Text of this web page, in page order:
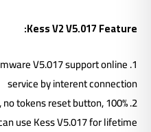
Kess V2 V5.017 Feature:
V5.017 support online
service by interent connection
no tokens reset button,
use Kess V5.017 for lifetime